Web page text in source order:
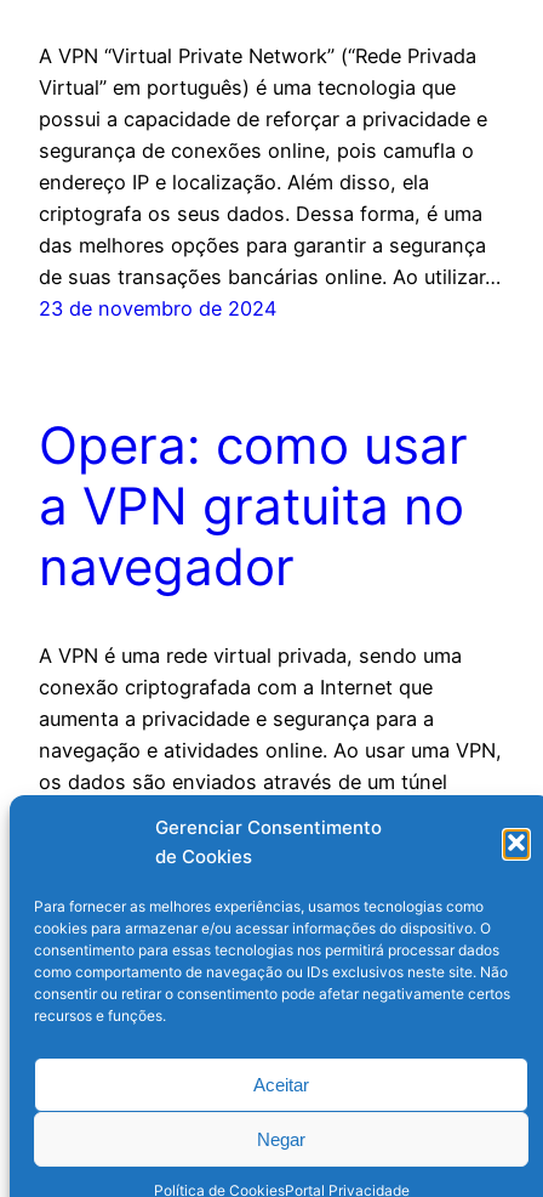
Gerenciar Consentimento
de Cookies
Para fornecer as melhores experiências, usamos tecnologias como
cookies para armazenar e/ou acessar informações do dispositivo. O
consentimento para essas tecnologias nos permitirá processar dados
como comportamento de navegação ou IDs exclusivos neste site. Não
consentir ou retirar o consentimento pode afetar negativamente certos
recursos e funções.
Aceitar
Negar
Política de CookiesPortal Privacidade
A VPN “Virtual Private Network” (“Rede Privada
Virtual” em português) é uma tecnologia que
possui a capacidade de reforçar a privacidade e
segurança de conexões online, pois camufla o
endereço IP e localização. Além disso, ela
criptografa os seus dados. Dessa forma, é uma
das melhores opções para garantir a segurança
de suas transações bancárias online. Ao utilizar…
23 de novembro de 2024
Opera: como usar
a VPN gratuita no
navegador
A VPN é uma rede virtual privada, sendo uma
conexão criptografada com a Internet que
aumenta a privacidade e segurança para a
navegação e atividades online. Ao usar uma VPN,
os dados são enviados através de um túnel
criptografado para servidores VPN e ninguém
pode acessá-los. O acesso privado à Internet
3 de maio de 2024
Orgulhosamente feito com